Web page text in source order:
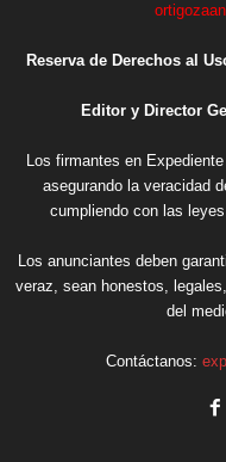
Reserva de Derechos al
Editor y Director
Los firmantes en
asegurando la veracidad
cumpliendo con las
Los anunciantes deben
veraz, sean honestos,
del
Contáctanos: